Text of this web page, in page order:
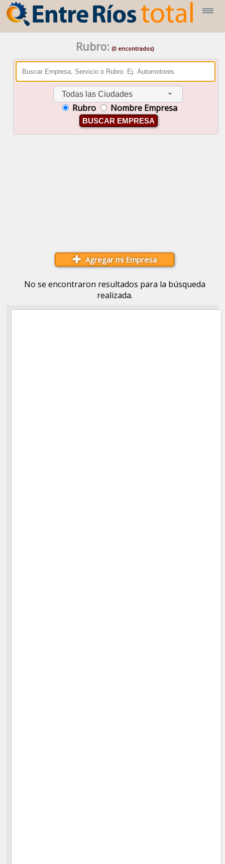
Rubro: (0 encontrados)
Todas las Ciudades
Rubro Nombre Empresa
BUSCAR EMPRESA
Agregar mi Empresa
No se encontraron resultados para la búsqueda
realizada.